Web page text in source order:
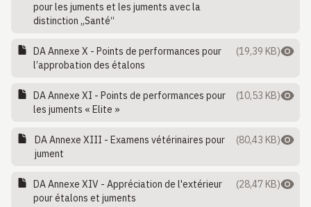
pour les juments et les juments avec la
distinction „Santé“
DA Annexe X - Points de performances pour
l’approbation des étalons
(19,39 KB)
DA Annexe XI - Points de performances pour
les juments « Elite »
(10,53 KB)
DA Annexe XIII - Examens vétérinaires pour
jument
(80,43 KB)
DA Annexe XIV - Appréciation de l'extérieur
pour étalons et juments
(28,47 KB)